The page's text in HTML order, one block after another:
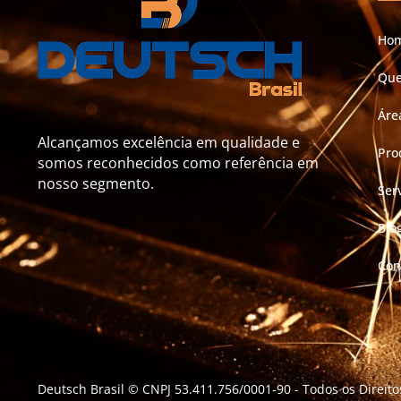
Alcançamos excelência em qualidade e
somos reconhecidos como referência em
nosso segmento.
Deutsch Brasil © CNPJ 53.411.756/0001-90- Todos os